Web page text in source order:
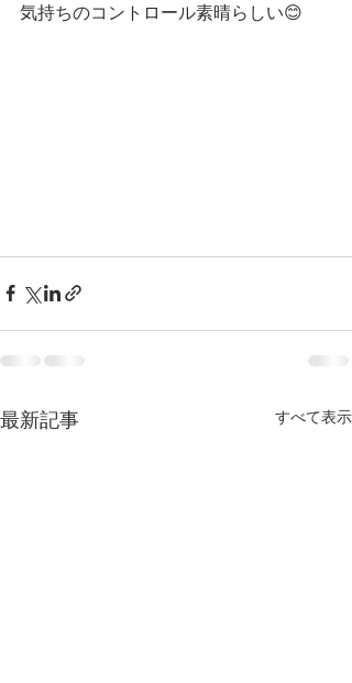
気持ちのコントロール素晴らしい😊
最新記事 すべて表示